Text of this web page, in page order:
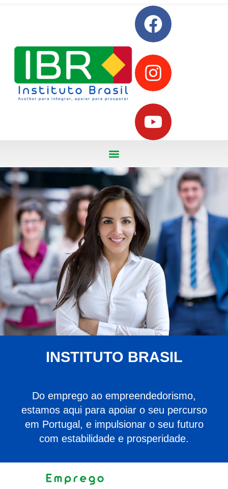
INSTITUTO BRASIL
Do emprego ao empreendedorismo,
estamos aqui para apoiar o seu percurso
em Portugal, e impulsionar o seu futuro
com estabilidade e prosperidade.